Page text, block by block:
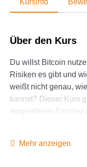
Kursinfo
Über den Kurs
Du willst Bitcoin
Risiken es gibt und
weißt nicht genau,
kannst? Dieser Kurs
sorgenfreien Einstieg
zuverlässig schützt.
Mehr anzeigen